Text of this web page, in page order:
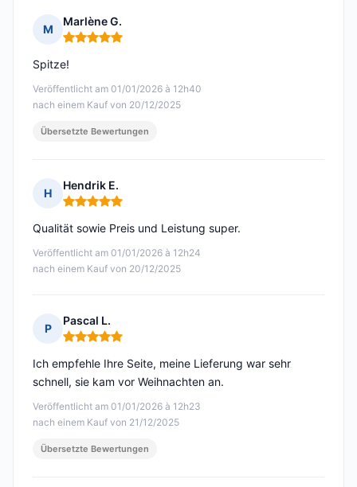
M
Marlène G.
Hinweis: 5 von 5
Veröffentlicht am 01/01/2026 à 12h40
nach einem Kauf von 20/12/2025
Spitze!
Übersetzte Bewertungen
H
Hendrik E.
Hinweis: 5 von 5
Veröffentlicht am 01/01/2026 à 12h24
nach einem Kauf von 20/12/2025
Qualität sowie Preis und Leistung super.
P
Pascal L.
Hinweis: 5 von 5
Veröffentlicht am 01/01/2026 à 12h23
nach einem Kauf von 21/12/2025
Ich empfehle Ihre Seite, meine Lieferung war sehr
schnell, sie kam vor Weihnachten an.
Übersetzte Bewertungen